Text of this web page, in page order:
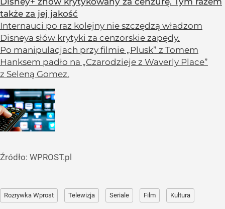
także za jej jakość
Internauci po raz kolejny nie szczędzą władzom
Disneya słów krytyki za cenzorskie zapędy.
Po manipulacjach przy filmie „Plusk” z Tomem
Hanksem padło na „Czarodzieje z Waverly Place”
z Seleną Gomez.
Źródło: WPROST.pl
Rozrywka Wprost Telewizja Seriale Film Kultura